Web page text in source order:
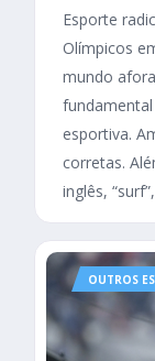
Esporte
Olímpicos
mundo
esportiva.
corretas.
inglês,
OUTROS